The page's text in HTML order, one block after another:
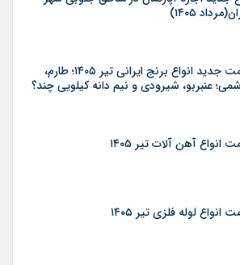
۱۴۰۵)
قیمت جدید انواع برنج ایرانی تیر ۱۴۰۵؛ طارم،
عنبربو، شیرودی و نیم دانه کیلویی چند؟
انواع آهن آلات تیر ۱۴۰۵
انواع لوله فلزی تیر ۱۴۰۵